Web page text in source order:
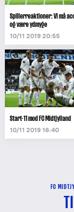
Spillerreaktioner: Vi må
og være ydmyge
10/11 2019 20:55
Start-11 mod FC Midtjylland
10/11 2019 16:40
FC